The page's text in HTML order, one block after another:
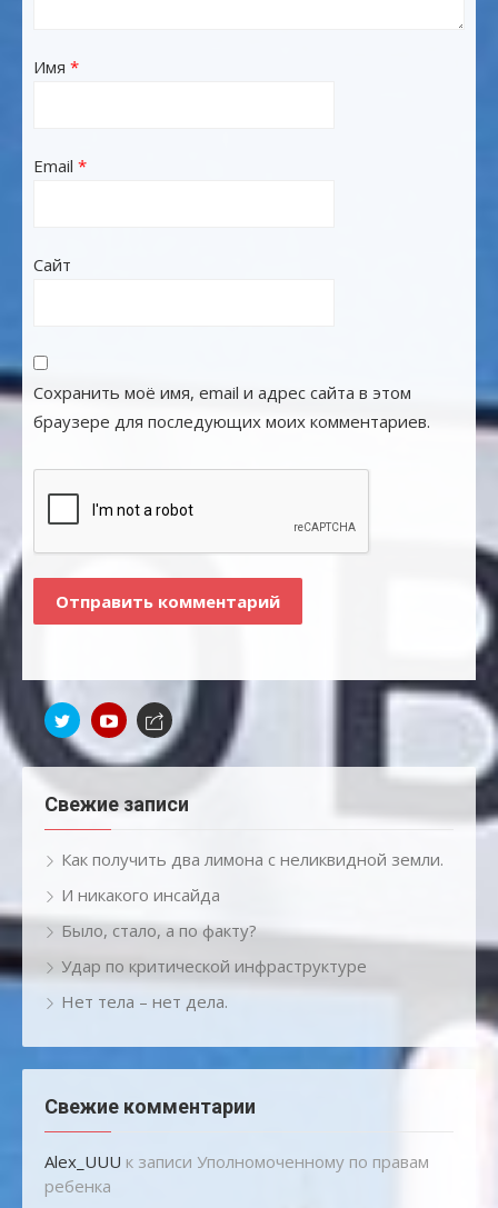
Имя *
Email *
Сайт
Сохранить моё имя, email и адрес сайта в этом
браузере для последующих моих комментариев.
Свежие записи
Как получить два лимона с неликвидной земли.
И никакого инсайда
Было, стало, а по факту?
Удар по критической инфраструктуре
Нет тела – нет дела.
Свежие комментарии
Alex_UUU к записи Уполномоченному по правам
ребенка